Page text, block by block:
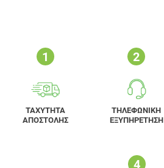
ΤΑΧΥΤΗΤΑ
ΑΠΟΣΤΟΛΗΣ
ΤΗΛΕΦΩΝΙΚΗ
ΕΞΥΠΗΡΕΤΗΣΗ